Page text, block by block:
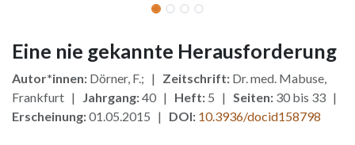
Eine nie gekannte Herausforderung
Autor*innen: Dörner, F.; | Zeitschrift: Dr. med. Mabuse,
Frankfurt | Jahrgang:40 | Heft: 5 | Seiten: 30 bis 33 |
Erscheinung:01.05.2015 | DOI: 10.3936/docid158798